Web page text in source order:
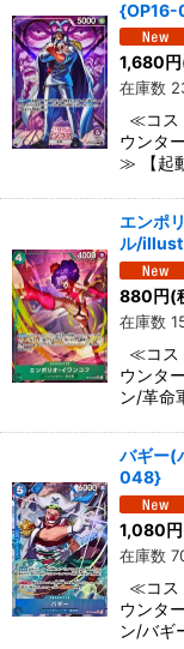
1,680 円
在庫数
≪コ
ウンタ
≫ 【起
エンポ
ル/
880円(
在庫数
≪コ
ウンタ
ン/革
バギー(
048}
1,080円
在庫数
≪コ
ウンタ
ン/バ